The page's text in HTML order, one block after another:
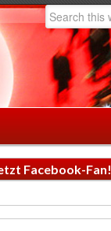
Facebook-Fan!